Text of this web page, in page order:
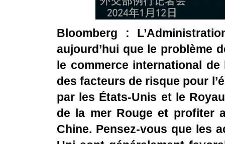
Bloomberg :
aujourd’hui que le problème
le commerce international
des facteurs de risque pour
par les États-Unis et le
de la mer Rouge et profiter
Chine. Pensez-vous que les